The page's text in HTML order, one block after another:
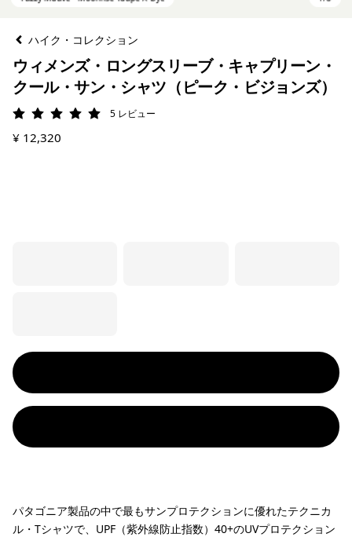
ハイク・コレクション
ウィメンズ・ロングスリーブ・キャプリーン・
クール・サン・シャツ（ピーク・ビジョンズ）
評価: 5 / 5 5 レビュー
¥ 12,320
パタゴニア製品の中で最もサンプロテクションに優れたテクニカ
ル・Tシャツで、UPF（紫外線防止指数）40+のUVプロテクション